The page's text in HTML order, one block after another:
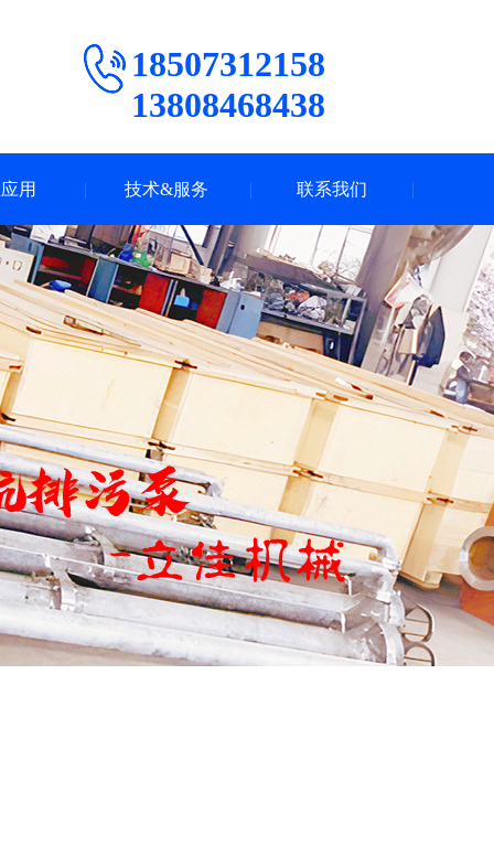
18507312158
13808468438
用 技术&服务 联系我们